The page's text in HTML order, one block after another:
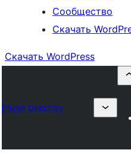
Сообщество
Скачать
Скачать WordPress
Plugin Directory